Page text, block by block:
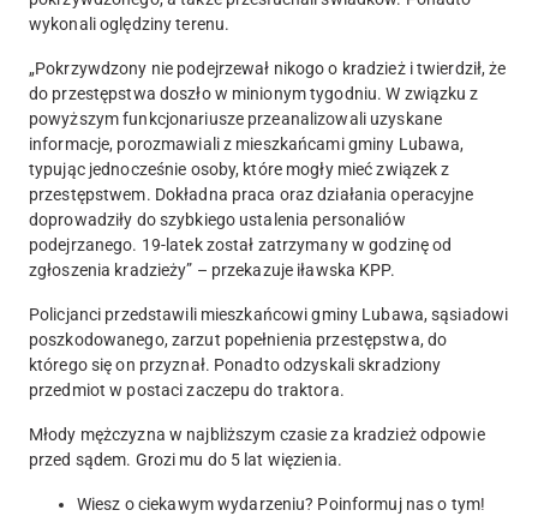
wykonali oględziny terenu.
„Pokrzywdzony nie podejrzewał nikogo o kradzież i twierdził, że
do przestępstwa doszło w minionym tygodniu. W związku z
powyższym funkcjonariusze przeanalizowali uzyskane
informacje, porozmawiali z mieszkańcami gminy Lubawa,
typując jednocześnie osoby, które mogły mieć związek z
przestępstwem. Dokładna praca oraz działania operacyjne
doprowadziły do szybkiego ustalenia personaliów
podejrzanego. 19-latek został zatrzymany w godzinę od
zgłoszenia kradzieży” – przekazuje iławska KPP.
Policjanci przedstawili mieszkańcowi gminy Lubawa, sąsiadowi
poszkodowanego, zarzut popełnienia przestępstwa, do
którego się on przyznał. Ponadtoodzyskali skradziony
przedmiot w postaci zaczepu do traktora.
Młody mężczyzna w najbliższym czasie za kradzież odpowie
przed sądem. Grozi mu do 5 lat więzienia.
Wiesz o ciekawym wydarzeniu? Poinformuj nas o tym!